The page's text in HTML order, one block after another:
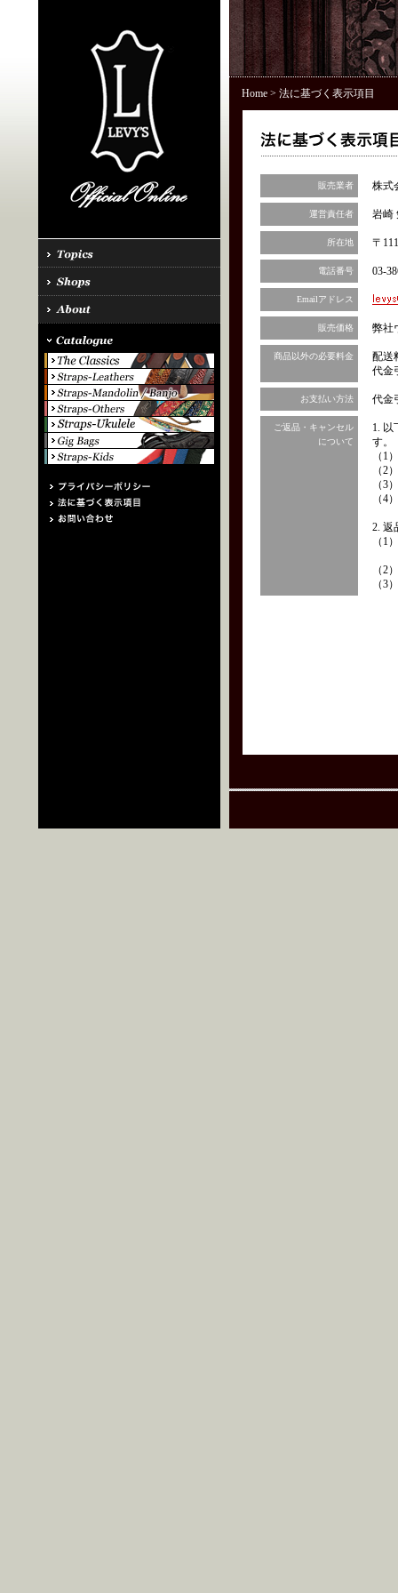
Home> 法に基づく表示項目
販売業者 株式
運営責任者 岩崎
所在地 〒
電話番号 03-
Emailアドレス
販売価格 弊社
商品以外の必要料金
配送
代金
お支払い方法 代金
ご返品・キャンセル
について
1. 以
す。
（1
（2
（3
（4
2. 返
（1）
（2
（3